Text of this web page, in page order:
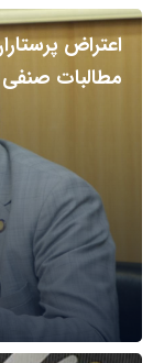
اعتراض
مطالبات صنفی